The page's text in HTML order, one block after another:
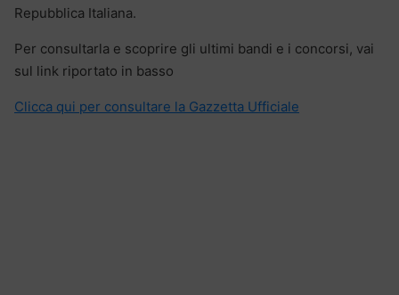
Repubblica Italiana.
Per consultarla e scoprire gli ultimi bandi e i concorsi, vai
sul link riportato in basso
Clicca qui per consultare la Gazzetta Ufficiale